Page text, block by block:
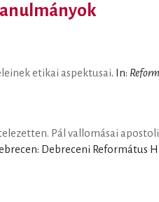
etikai aspektusai. In:
Pál vallomásai
Debreceni Református